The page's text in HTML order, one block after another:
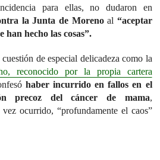
para ellas, no dudaron en
la Junta de Morenoal “aceptar
han hecho las cosas”.
de especial delicadeza como la
reconocido por la propia cartera
haber incurrido en fallos en el
precoz del cáncer de mama,
ocurrido, “profundamente el caos”